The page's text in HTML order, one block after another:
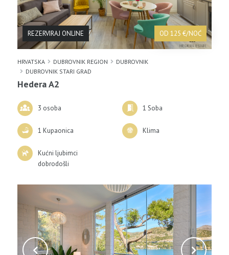
REZERVIRAJ ONLINE OD 125 €/NOĆ
HRVATSKA DUBROVNIK REGION
DUBROVNIK
DUBROVNIK STARI GRAD
Hedera A2
3 osoba 1 Soba
1 Kupaonica Klima
Kućni ljubimci
dobrodošli